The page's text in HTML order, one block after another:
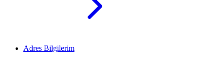
Adres Bilgilerim